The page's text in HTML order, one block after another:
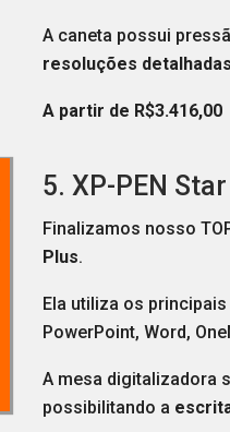
A caneta possui
resoluções detalhadas
A partir de R$3.416,00
5. XP-PEN
Finalizamos nosso
Plus.
Ela utiliza os
PowerPoint, Word,
A mesa digitalizadora
possibilitando a